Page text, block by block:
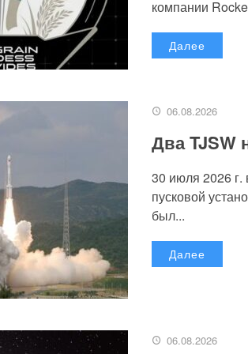
компании
Далее
06.08.2026
Два TJSW
30 июля 2026 г.
пусковой
был...
Далее
06.08.2026